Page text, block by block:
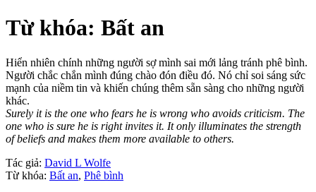
Từ khóa: Bất an
Hiển nhiên chính những người sợ mình sai mới lảng tránh phê bình.
Người chắc chắn mình đúng chào đón điều đó. Nó chỉ soi sáng sức
mạnh của niềm tin và khiến chúng thêm sẵn sàng cho những người
khác.
Surely it is the one who fears he is wrong who avoids criticism. The
one who is sure he is right invites it. It only illuminates the strength
of beliefs and makes them more available to others.
Tác giả: David L Wolfe
Từ khóa: Bất an, Phê bình